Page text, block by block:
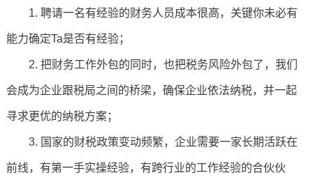
1. 聘请一名有经验的财务人员成本很高，关键你未必有
能力确定Ta是否有经验；
2. 把财务工作外包的同时，也把税务风险外包了，我们
会成为企业跟税局之间的桥梁，确保企业依法纳税，并一起
寻求更优的纳税方案；
3. 国家的财税政策变动频繁，企业需要一家长期活跃在
前线，有第一手实操经验，有跨行业的工作经验的合伙伙